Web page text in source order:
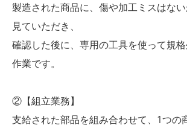
製造された商品に、傷や加工ミスはな
見ていただき、
確認した後に、専用の工具を使って規
作業です。
②【組立業務】
支給された部品を組み合わせて、1つの